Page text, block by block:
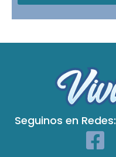
Seguinos en Redes: